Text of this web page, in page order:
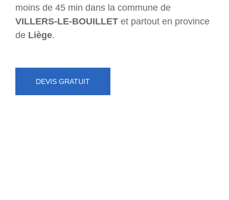
moins de 45 min dans la commune de
VILLERS-LE-BOUILLET et partout en province
de Liège.
DEVIS GRATUIT